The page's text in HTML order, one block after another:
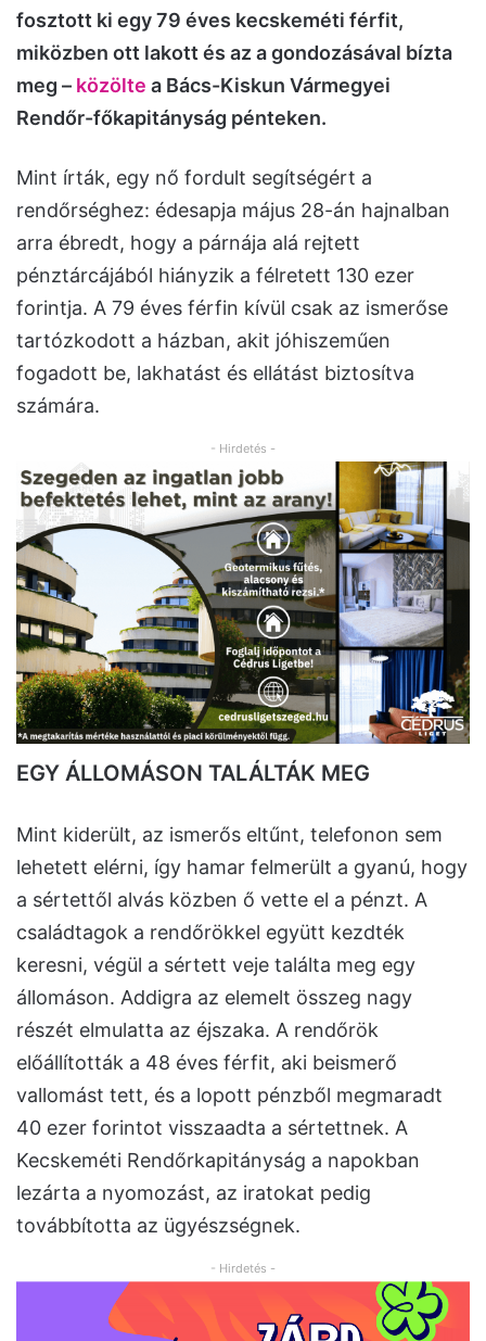
fosztott ki egy 79 éves kecskeméti férfit,
miközben ott lakott és az a gondozásával bízta
meg – közölte a Bács-Kiskun Vármegyei
Rendőr-főkapitányság pénteken.
Mint írták, egy nő fordult segítségért a
rendőrséghez: édesapja május 28-án hajnalban
arra ébredt, hogy a párnája alá rejtett
pénztárcájából hiányzik a félretett 130 ezer
forintja. A 79 éves férfin kívül csak az ismerőse
tartózkodott a házban, akit jóhiszeműen
fogadott be, lakhatást és ellátást biztosítva
számára.
- Hirdetés -
EGY ÁLLOMÁSON TALÁLTÁK MEG
Mint kiderült, az ismerős eltűnt, telefonon sem
lehetett elérni, így hamar felmerült a gyanú, hogy
a sértettől alvás közben ő vette el a pénzt. A
családtagok a rendőrökkel együtt kezdték
keresni, végül a sértett veje találta meg egy
állomáson. Addigra az elemelt összeg nagy
részét elmulatta az éjszaka. A rendőrök
előállították a 48 éves férfit, aki beismerő
vallomást tett, és a lopott pénzből megmaradt
40 ezer forintot visszaadta a sértettnek. A
Kecskeméti Rendőrkapitányság a napokban
lezárta a nyomozást, az iratokat pedig
továbbította az ügyészségnek.
- Hirdetés -